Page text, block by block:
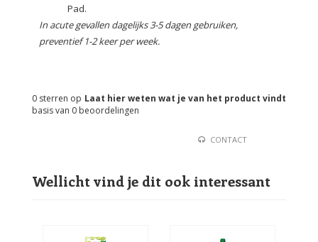
Pad.
In acute gevallen dagelijks 3-5 dagen gebruiken,
preventief 1-2 keer per week.
Laat hier weten wat je van het product vindt
0 sterren op
basis van 0 beoordelingen
CONTACT
Wellicht vind je dit ook interessant